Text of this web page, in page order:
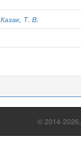
Казак, Т. В.
© 2014-2026,